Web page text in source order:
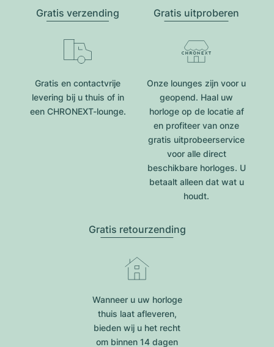
Gratis verzending
Gratis en contactvrije
levering bij u thuis of in
een CHRONEXT-lounge.
Gratis uitproberen
Onze lounges zijn voor u
geopend. Haal uw
horloge op de locatie af
en profiteer van onze
gratis uitprobeerservice
voor alle direct
beschikbare horloges. U
betaalt alleen dat wat u
houdt.
Gratis retourzending
Wanneer u uw horloge
thuis laat afleveren,
bieden wij u het recht
om binnen 14 dagen